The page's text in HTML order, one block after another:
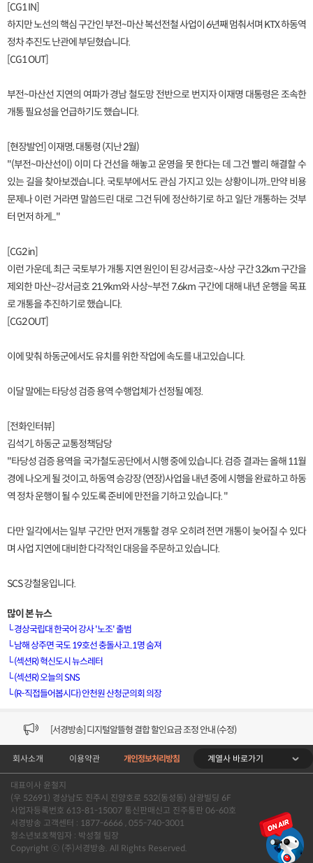
[CG1 IN]
하지만 노선의 핵심 구간인 부전~마산 복선전철 사업이 6년째 멈춰서며 KTX 하동역
정차 추진도 난관에 부딛혔습니다.
[CG1 OUT]
부전~마산선 지연의 여파가 경남 철도망 전반으로 번지자 이재명 대통령은 조속한
개통 필요성을 언급하기도 했습니다.
[현장발언] 이재명, 대통령 (지난 2월)
"(부전~마산선이) 이미 다 건선을 해놓고 운영을 못 한다는 데 그건 빨리 해결할 수
있는 길을 찾아보겠습니다. 국토부에서도 관심 가지고 있는 상황이니까...만약 비용
문제나 이런 거라면 말씀드린 대로 그건 뒤에 정산하기로 하고 일단 개통하는 것부
터 먼저 하게..."
[CG2 in]
이런 가운데, 최근 국토부가 개통 지연 원인이 된 강서금호~사상 구간 3.2km 구간을
제외한 마산~강서금호 21.9km와 사상~부전 7.6km 구간에 대해 내년 운행을 목표
로 개통을 추진하기로 했습니다.
[CG2 OUT]
이에 맞춰 하동군에서도 유치를 위한 작업에 속도를 내고있습니다.
이달 말에는 타당성 검증 용역 수행업체가 선정될 예정.
[전화인터뷰]
김석기, 하동군 교통정책담당
"타당성 검증 용역을 국가철도공단에서 시행 중에 있습니다. 검증 결과는 올해 11월
경에 나오게 될 것이고, 하동역 승강장 (연장)사업을 내년 중에 시행을 완료하고 하동
역 정차 운행이 될 수 있도록 준비에 만전을 기하고 있습니다. "
다만 일각에서는 일부 구간만 먼저 개통할 경우 오히려 전면 개통이 늦어질 수 있다
며 사업 지연에 대비한 다각적인 대응을 주문하고 있습니다.
SCS 강철웅입니다.
많이 본 뉴스
└경상국립대 한국어 강사 '노조' 출범
└남해 상주면 국도 19호선 충돌사고..1명 숨져
└(섹션R) 혁신도시 뉴스레터
└(섹션R) 오늘의 SNS
└(R-직접들어봅시다) 안천원 산청군의회 의장
[서경방송] 일부 채널편성 변경 안내의 건 (7/22)
[서경방송] 디지털알뜰형 결합 할인요금 조정 안내 (수정)
[공지] 개인정보처리방침 (Ver2.15) 개정의 건 (7/1)
[서경방송] 일부 채널편성 변경 안내의 건 (7/1)
[VOD공지] 청춘초이스 이용금액 변경 안내
[서경방송] 일부 채널편성 변경 안내의 건 (7/22)
회사소개 이용약관 개인정보처리방침 계열사 바로가기
대표이사 윤철지
(우 52691) 경상남도 진주시 진양호로 532(동성동) 삼광빌딩 6F
사업자등록번호 613-81-15007 통신판매신고 진주통판 06-60호
서경방송 고객센터 : 1877-6666 , 055-740-3001
청소년보호책임자 : 박성철 팀장
Copyright ⓒ (주)서경방송. All Rights Reserved.